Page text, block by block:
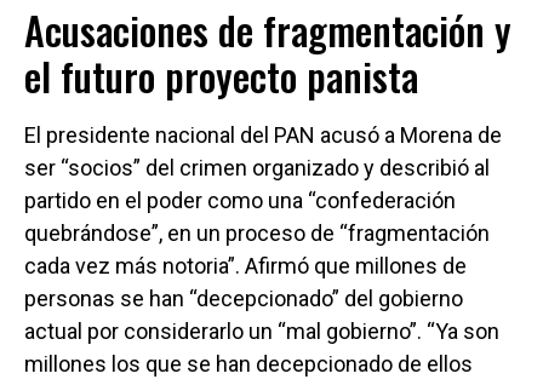
Acusaciones de fragmentación y
el futuro proyecto panista
El presidente nacional del PAN acusó a Morena de
ser “socios” del crimen organizado y describió al
partido en el poder como una “confederación
quebrándose”, en un proceso de “fragmentación
cada vez más notoria”. Afirmó que millones de
personas se han “decepcionado” del gobierno
actual por considerarlo un “mal gobierno”. “Ya son
millones los que se han decepcionado de ellos